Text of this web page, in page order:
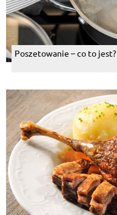
Poszetowanie – co to jest?